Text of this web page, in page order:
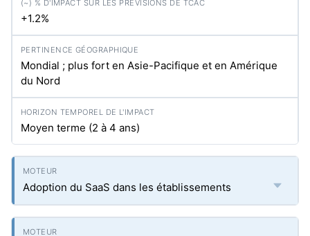
+1.2%
Mondial ; plus fort en Asie-Pacifique et en Amérique
du Nord
Moyen terme (2 à 4 ans)
Adoption du SaaS dans les établissements